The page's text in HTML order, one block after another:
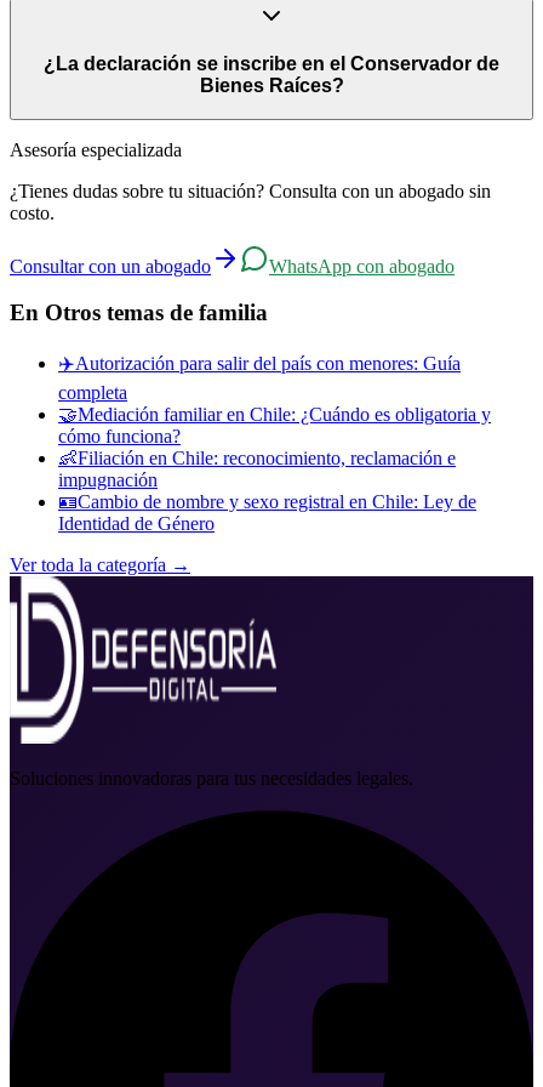
Sí. Una hipoteca preexistente no impide la declaración. Lo que se
restringe son los nuevos gravámenes que el cónyuge propietario
quiera constituir después de la declaración.
¿La declaración se inscribe en el Conservador de
Bienes Raíces?
Sí. Una vez dictada la resolución judicial, debe inscribirse en el
inscripción es fundamental para que la protección sea oponible a
terceros que quieran adquirir o recibir el inmueble en garantía.
Asesoría especializada
¿Tienes dudas sobre tu situación? Consulta con un abogado sin
costo.
Consultar con un abogado WhatsApp con abogado
En Otros temas de familia
✈️Autorización para salir del país con menores: Guía
completa
🤝Mediación familiar en Chile: ¿Cuándo es obligatoria y
cómo funciona?
👶Filiación en Chile: reconocimiento, reclamación e
impugnación
🪪Cambio de nombre y sexo registral en Chile: Ley de
Identidad de Género
Ver toda la categoría →
Soluciones innovadoras para tus necesidades legales.